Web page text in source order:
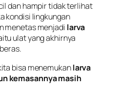
dan hampir tidak terlihat
kondisi lingkungan
menetas menjadi larva
ulat yang akhirnya
bisa menemukanlarva
kemasannya masih